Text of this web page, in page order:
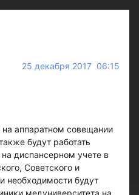
25 декабря 2017 06:15
аппаратном совещании
будут работать
диспансерном учете в
Советского и
необходимости будут
медуниверситета на